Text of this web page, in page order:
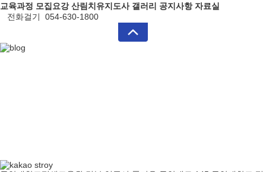
교육과정 모집요강 산림치유지도사 갤러리 공지사항 자료실
전화걸기 054-630-1800